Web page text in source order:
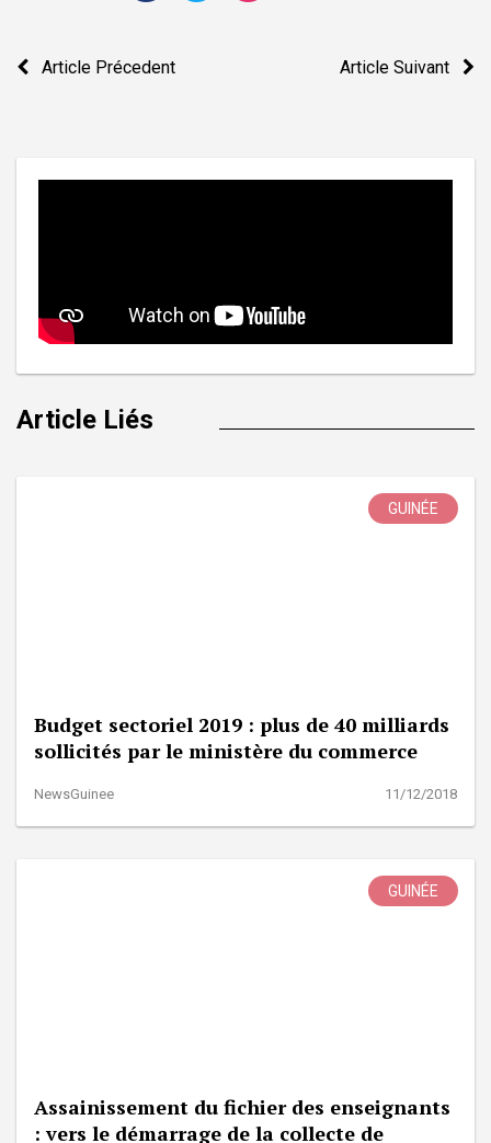
Navigation
Article Précedent Article Suivant
Article Liés
GUINÉE
Budget sectoriel 2019 : plus de 40 milliards
sollicités par le ministère du commerce
NewsGuinee 11/12/2018
GUINÉE
Assainissement du fichier des enseignants
: vers le démarrage de la collecte de